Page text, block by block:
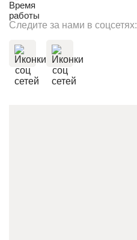
Cледите за нами в соцсетях: